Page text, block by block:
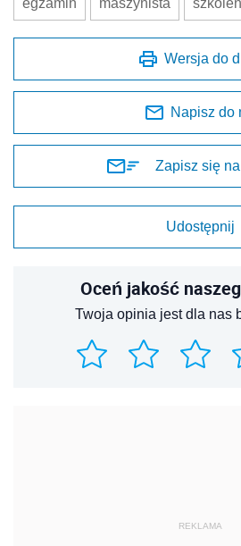
Wersja do
Napisz do
Zapisz się
Udostępnij
Oceń jakość
Twoja opinia jest dla nas
REKLAMA